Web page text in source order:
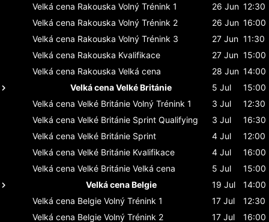
Velká cena Rakouska Volný Trénink 1 26 Jun 12:30
Velká cena Rakouska Volný Trénink 2 26 Jun 16:00
Velká cena Rakouska Volný Trénink 3 27 Jun 11:30
Velká cena Rakouska Kvalifikace 27 Jun 15:00
Velká cena Rakouska Velká cena 28 Jun 14:00
Velká cena Velké Británie
5 Jul
15:00
Velká cena Velké Británie Volný Trénink 1 3 Jul
12:30
Velká cena Velké Británie Sprint Qualifying 3 Jul
16:30
Velká cena Velké Británie Sprint 4 Jul
12:00
Velká cena Velké Británie Kvalifikace 4 Jul
16:00
Velká cena Velké Británie Velká cena 5 Jul
15:00
Velká cena Belgie
19 Jul
14:00
Velká cena Belgie Volný Trénink 1 17 Jul
12:30
Velká cena Belgie Volný Trénink 2 17 Jul 16:00